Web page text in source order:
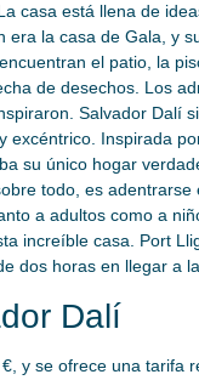
casa está llena de
la casa de Gala, y
el patio, la
de desechos. Los
Salvador Dalí
Inspirada
su único hogar
todo, es
a adultos como a
increíble casa. Port
dos horas en llegar a
Dalí
y se ofrece una tarifa